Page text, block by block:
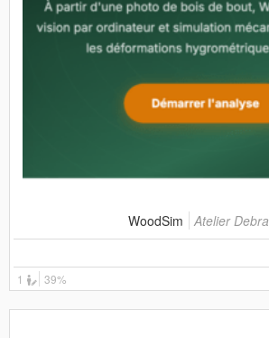
WoodSim Atelier
1
39%